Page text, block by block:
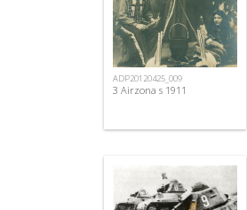
ADP20120425_009
3 Airzona s 1911